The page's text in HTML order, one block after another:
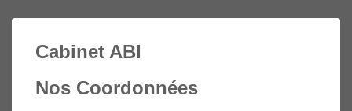
Cabinet ABI
Nos Coordonnées